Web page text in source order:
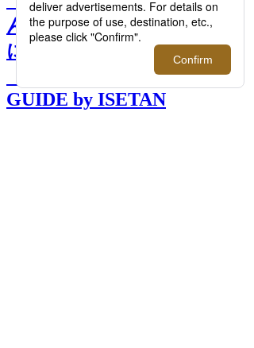
んでもらう！大人男子が春
に纏いたいフレグランス｜
「大人の社会科見学」
GUIDE by ISETAN